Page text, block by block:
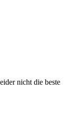
nicht die beste